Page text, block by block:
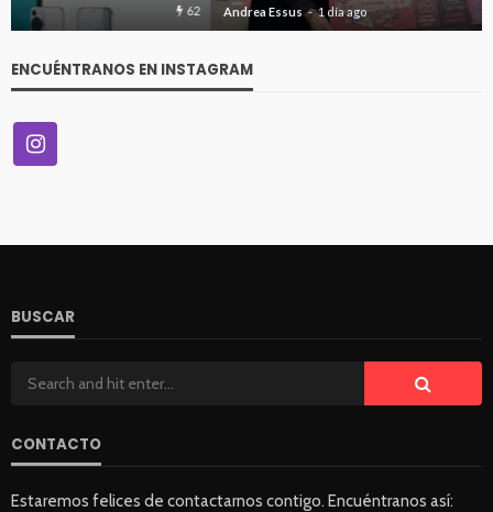
Andrea Essus 66
ENCUÉNTRANOS EN INSTAGRAM
BUSCAR
CONTACTO
Estaremos felices de contactarnos contigo. Encuéntranos así: